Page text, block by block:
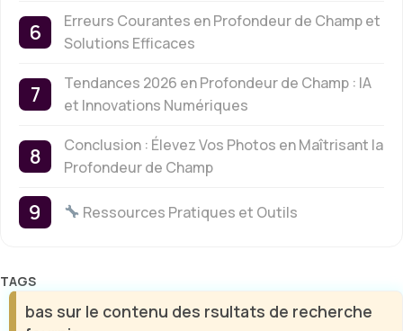
Erreurs Courantes en Profondeur de Champ et
Solutions Efficaces
Tendances 2026 en Profondeur de Champ : IA
et Innovations Numériques
Conclusion : Élevez Vos Photos en Maîtrisant la
Profondeur de Champ
Ressources Pratiques et Outils
Étiquettes
bas sur le contenu des rsultats de recherche